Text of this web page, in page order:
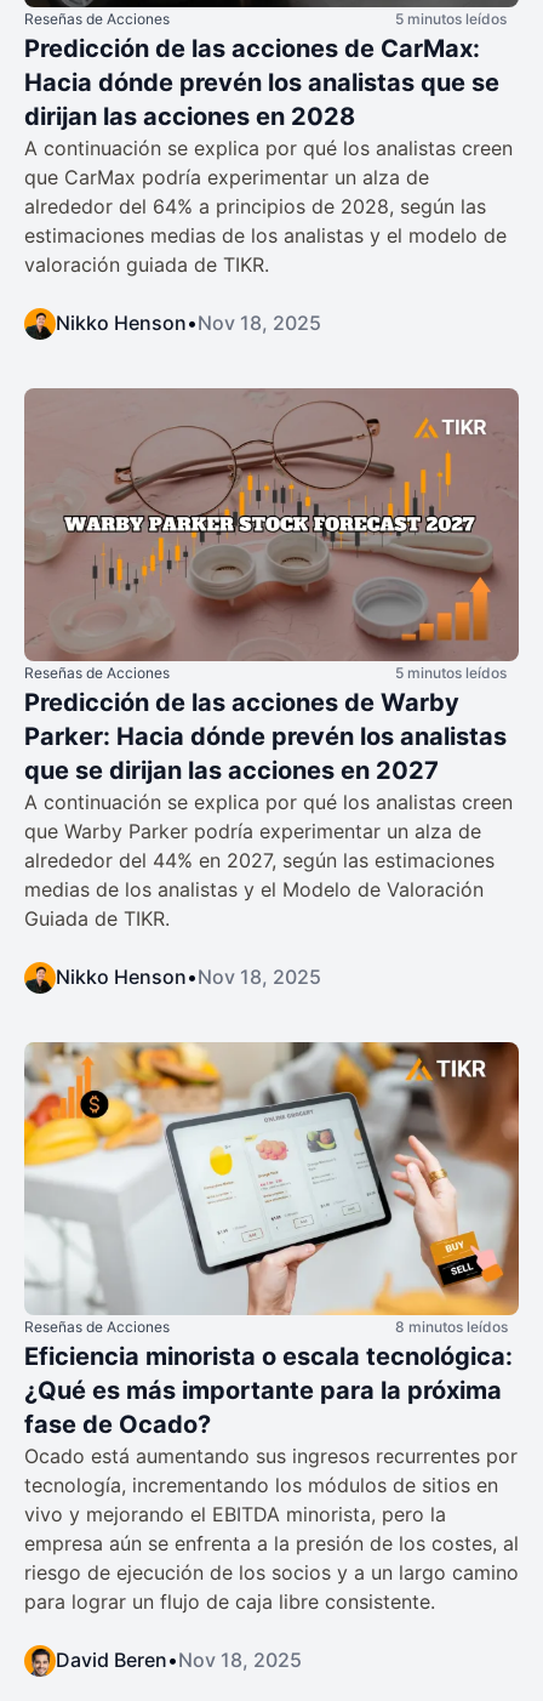
Reseñas de Acciones 5 minutos leídos
Predicción de las acciones de CarMax:
Hacia dónde prevén los analistas que se
dirijan las acciones en 2028
A continuación se explica por qué los analistas creen
que CarMax podría experimentar un alza de
alrededor del 64% a principios de 2028, según las
estimaciones medias de los analistas y el modelo de
valoración guiada de TIKR.
Nikko Henson•Nov 18, 2025
Reseñas de Acciones 5 minutos leídos
Predicción de las acciones de Warby
Parker: Hacia dónde prevén los analistas
que se dirijan las acciones en 2027
A continuación se explica por qué los analistas creen
que Warby Parker podría experimentar un alza de
alrededor del 44% en 2027, según las estimaciones
medias de los analistas y el Modelo de Valoración
Guiada de TIKR.
Nikko Henson•Nov 18, 2025
Reseñas de Acciones 8 minutos leídos
Eficiencia minorista o escala tecnológica:
¿Qué es más importante para la próxima
fase de Ocado?
Ocado está aumentando sus ingresos recurrentes por
tecnología, incrementando los módulos de sitios en
vivo y mejorando el EBITDA minorista, pero la
empresa aún se enfrenta a la presión de los costes, al
riesgo de ejecución de los socios y a un largo camino
para lograr un flujo de caja libre consistente.
David Beren•Nov 18, 2025